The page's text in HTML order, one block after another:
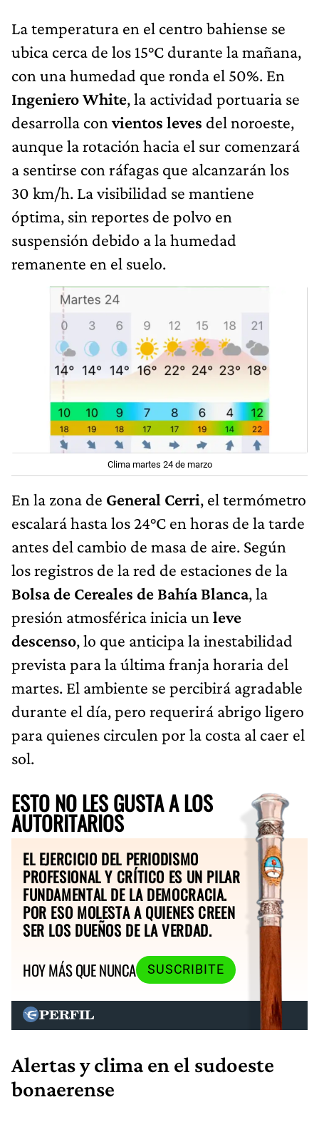
La temperatura en el centro bahiense se
ubica cerca de los 15°C durante la mañana,
con una humedad que ronda el 50%. En
Ingeniero White, la actividad portuaria se
desarrolla convientos leves del noroeste,
aunque la rotación hacia el sur comenzará
a sentirse con ráfagas que alcanzarán los
30 km/h. La visibilidad se mantiene
óptima, sin reportes de polvo en
suspensión debido a la humedad
remanente en el suelo.
Clima martes 24 de marzo
En la zona de General Cerri, el termómetro
escalará hasta los 24°C en horas de la tarde
antes del cambio de masa de aire. Según
los registros de la red de estaciones de la
Bolsa de Cereales de Bahía Blanca, la
presión atmosférica inicia un leve
descenso, lo que anticipa la inestabilidad
prevista para la última franja horaria del
martes. El ambiente se percibirá agradable
durante el día, pero requerirá abrigo ligero
para quienes circulen por la costa al caer el
sol.
ESTO NO LES GUSTA A LOS
AUTORITARIOS
EL EJERCICIO DEL PERIODISMO
PROFESIONAL Y CRÍTICO ES UN PILAR
FUNDAMENTAL DE LA DEMOCRACIA.
POR ESO MOLESTA A QUIENES CREEN
SER LOS DUEÑOS DE LA VERDAD.
HOY MÁS QUE NUNCA
SUSCRIBITE
Alertas y clima en el sudoeste
bonaerense